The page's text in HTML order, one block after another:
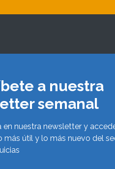
a nuestra
semanal
en nuestra newsletter y
más útil y lo más nuevo del